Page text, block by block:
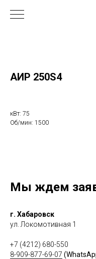
АИР 250S4
кВт: 75
Об/мин: 1500
Мы ждем
г. Хабаровск
ул. Локомотивная 1
+7 (4212) 680-550
8-909-877-69-07